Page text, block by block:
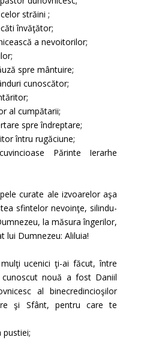
străini ;
învăţător;
a nevoitorilor;
spre mântuire;
cunoscător;
al cumpătarii;
spre îndreptare;
întru rugăciune;
Părinte Ierarhe
curate ale izvoarelor aşa
sfintelor nevoinţe, silindu-
la măsura îngerilor,
lui Dumnezeu: Aliluia!
ucenici ţi-ai făcut, între
nouă a fost Daniil
al binecredincioşilor
şi Sfânt, pentru care te
pustiei;